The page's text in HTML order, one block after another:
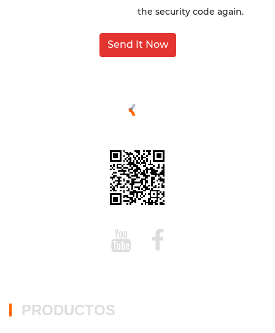
Send It Now
PRODUCTOS